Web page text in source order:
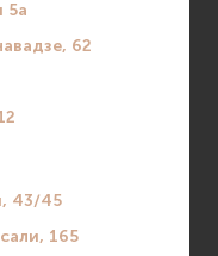
«Имеди-Л»,
здоровье»,
эстетики,
клиникой.
Group,